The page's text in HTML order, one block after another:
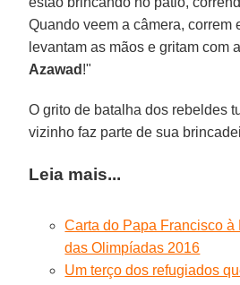
Quando veem a câmera, correm
levantam as mãos e gritam com
Azawad !"
O grito de batalha dos rebeldes
vizinho faz parte de sua
Leia mais...
Carta do Papa Francisco
das Olimpíadas 2016
Um terço dos refugiados